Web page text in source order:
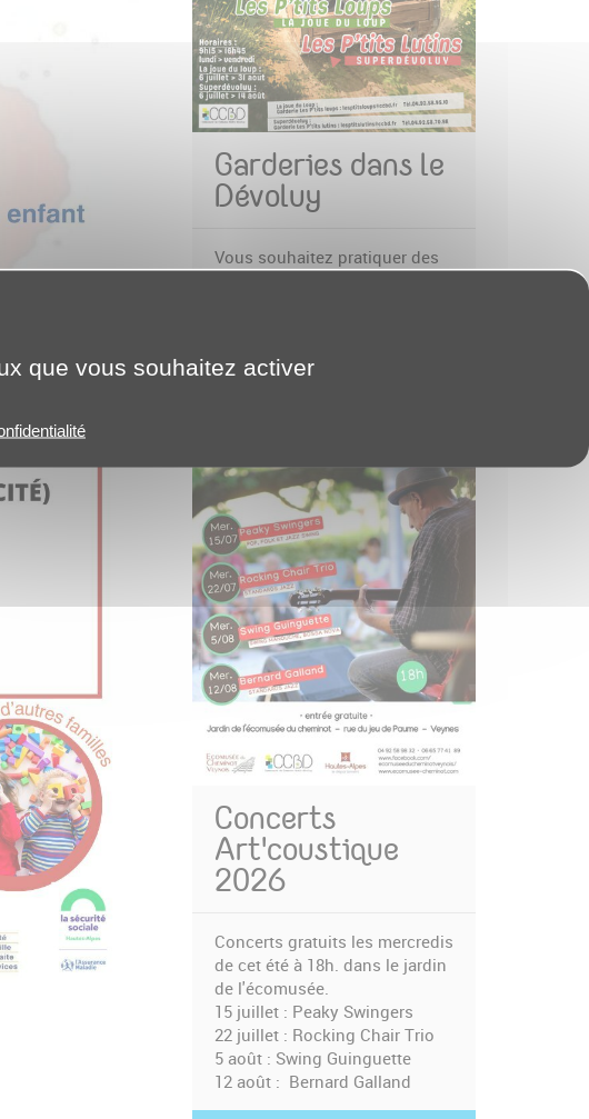
Garderies dans le
Dévoluy
Vous souhaitez pratiquer des
Concerts
Art'coustique
2026
Concerts gratuits les mercredis
de cet été à 18h. dans le jardin
de l'écomusée.
15 juillet : Peaky Swingers
22 juillet : Rocking Chair Trio
5 août : Swing Guinguette
12 août : Bernard Galland
que vous souhaitez activer